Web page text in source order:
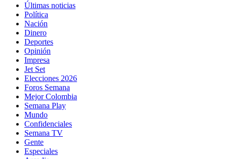
Últimas noticias
Política
Nación
Dinero
Deportes
Opinión
Impresa
Jet Set
Elecciones 2026
Foros Semana
Mejor Colombia
Semana Play
Mundo
Confidenciales
Semana TV
Gente
Especiales